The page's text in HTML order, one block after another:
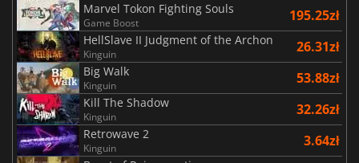
Marvel Tokon Fighting Souls
Game Boost 195.25zł
HellSlave II Judgment of the Archon
Kinguin 26.31zł
Big Walk
Kinguin 53.88zł
Kill The Shadow
Kinguin 32.26zł
Retrowave 2
Kinguin 3.64zł